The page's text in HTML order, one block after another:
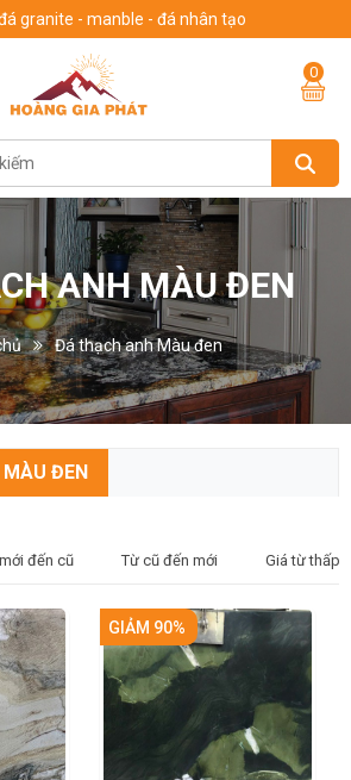
granite - manble - đá nhân tạo
0
ANH MÀU ĐEN
Đá thạch anh Màu đen
ĐEN
đến cũ Từ cũ đến mới Giá từ thấp
GIẢM 90%